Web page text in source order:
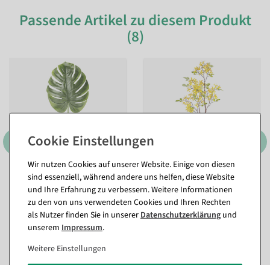
Passende Artikel zu diesem Produkt
(8)
XXL Monstera-Kunstblatt
130 cm
Sofort versandfähig.
24,95 EUR zzgl. ges. MwSt.
Künstlicher Forsythienzweig
gelb, 95 cm
Sofort versandfähig.
Wir nutzen Cookies auf unserer Website. Einige von diesen
sind essenziell, während andere uns helfen, diese Website
und Ihre Erfahrung zu verbessern. Weitere Informationen
zu den von uns verwendeten Cookies und Ihren Rechten
als Nutzer finden Sie in unsererDaten­schutz­erklärung und
unserem Impressum.
Weitere Einstellungen